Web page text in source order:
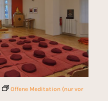
Offene Meditation (nur vor